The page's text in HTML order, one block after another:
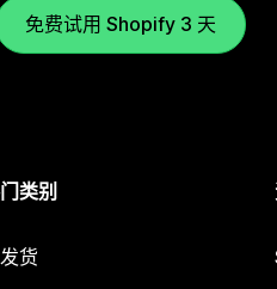
免费试用 Shopify 3 天
类别
货